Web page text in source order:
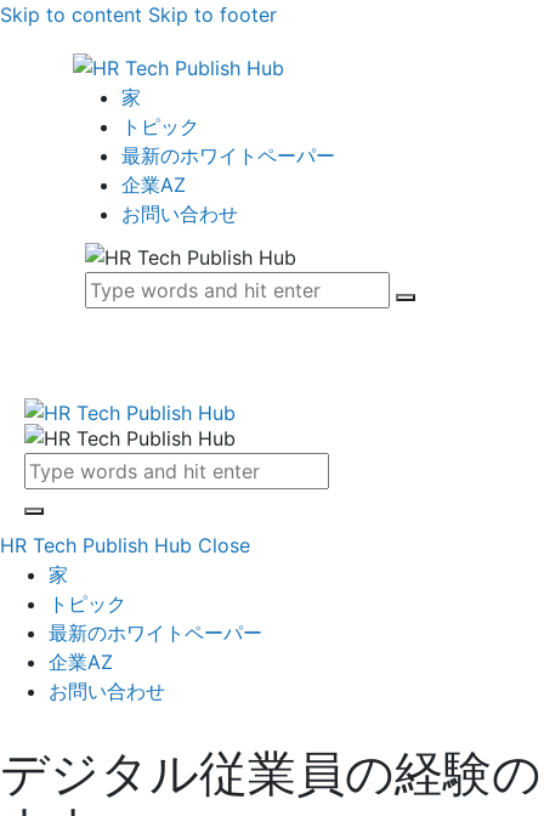
Skip to content Skip to footer
家
トピック
最新のホワイトペーパー
企業AZ
お問い合わせ
HR Tech Publish Hub Close
家
トピック
最新のホワイトペーパー
企業AZ
お問い合わせ
デジタル従業員の経験の